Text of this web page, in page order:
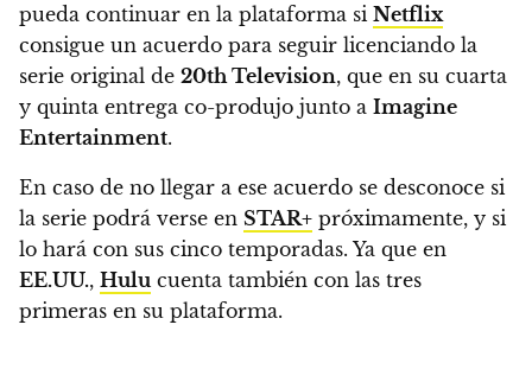
pueda continuar en la plataforma si Netflix
consigue un acuerdo para seguir licenciando la
serie original de 20th Television, que en su cuarta
y quinta entrega co-produjo junto a Imagine
Entertainment.
En caso de no llegar a ese acuerdo se desconoce si
la serie podrá verse en STAR+ próximamente, y si
lo hará con sus cinco temporadas. Ya que en
EE.UU., Hulucuenta también con las tres
primeras en su plataforma.